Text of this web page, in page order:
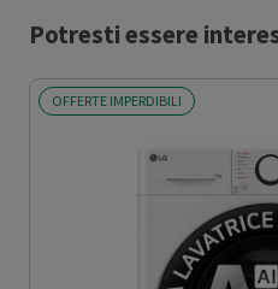
Potresti essere
OFFERTE IMPERDIBILI